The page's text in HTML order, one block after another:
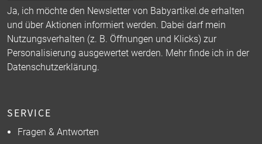
Ja, ich möchte den Newsletter von Babyartikel.de erhalten
und über Aktionen informiert werden. Dabei darf mein
Nutzungsverhalten (z. B. Öffnungen und Klicks) zur
Personalisierung ausgewertet werden. Mehr finde ich in der
Datenschutzerklärung.
SERVICE
Fragen & Antworten